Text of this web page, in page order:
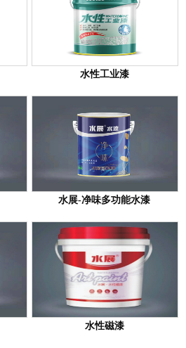
水性工业漆
水展-净味多功能水漆
水性磁漆